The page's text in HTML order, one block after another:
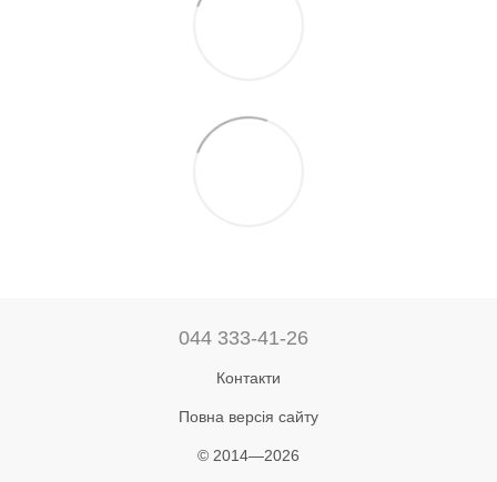
044 333-41-26
Контакти
Повна версія сайту
© 2014—2026